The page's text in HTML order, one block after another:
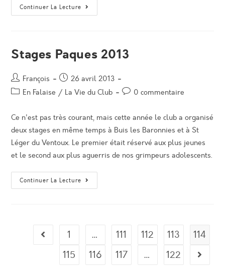
Continuer La Lecture Quentin
NAMBOT
Stages Paques 2013
Auteur/autrice
de
François
Post
published:
26 avril 2013
PostEn Falaise / La Vie du Club
Post0 commentaire
Ce n'est pas très courant, mais cette année le club a organisé
deux stages en même temps à Buis les Baronnies et à St
Léger du Ventoux. Le premier était réservé aux plus jeunes
et le second aux plus aguerris de nos grimpeurs adolescents.
Continuer La Lecture Stages
Paques
Go to the previous page
1 … 111 112 113
114
115
116 117 … 122 Aller à